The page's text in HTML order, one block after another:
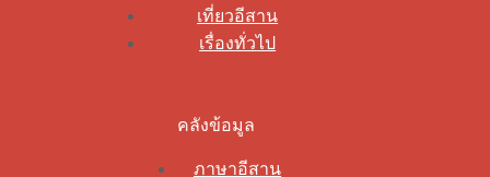
เที่ยวอีสาน
เรื่องทั่วไป
คลังข้อมูล
ภาษาอีสาน